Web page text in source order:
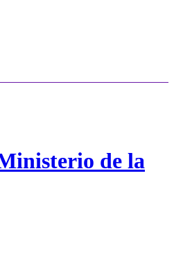
de la